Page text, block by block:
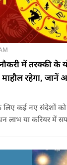
में तरक्की के
माहौल रहेगा,
कई नए संदेशों
लाभ या करियर में